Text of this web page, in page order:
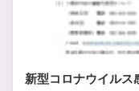
新型コロナウイル